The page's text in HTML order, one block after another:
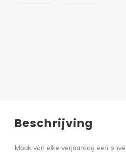
Beschrijving
Maak van elke verjaardag een